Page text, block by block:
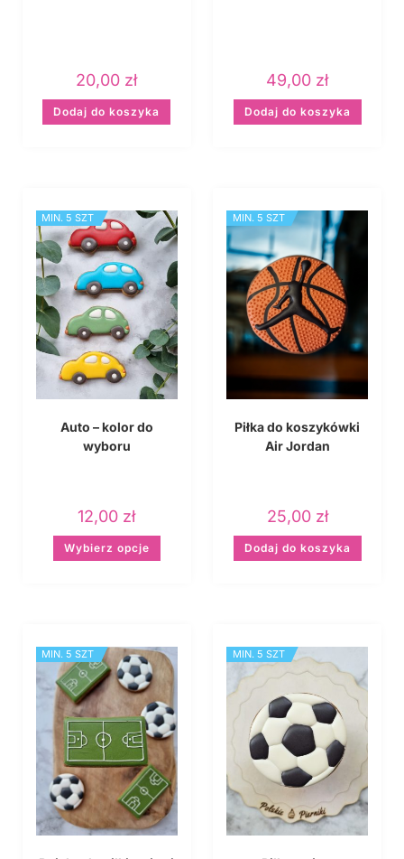
20,00 zł
Dodaj do koszyka
49,00 zł
Dodaj do koszyka
MIN. 5 SZT
Auto – kolor do
wyboru
12,00 zł
Wybierz opcje
MIN. 5 SZT
Piłka do koszykówki
Air Jordan
25,00 zł
Dodaj do koszyka
MIN. 5 SZT MIN. 5 SZT